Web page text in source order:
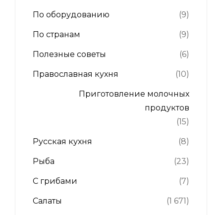
По оборудованию (9)
По странам (9)
Полезные советы (6)
Православная кухня (10)
Приготовление молочных
продуктов
(15)
Русская кухня (8)
Рыба (23)
С грибами (7)
Салаты (1 671)